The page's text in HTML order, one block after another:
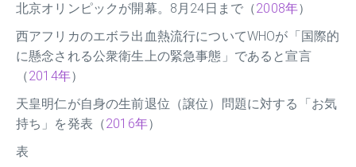
北京オリンピックが開幕。8月24日まで（2008年）
西アフリカのエボラ出血熱流行についてWHOが「国際的
に懸念される公衆衛生上の緊急事態」であると宣言
（2014年）
天皇明仁が自身の生前退位（譲位）問題に対する「お気
持ち」を発表（2016年）
表